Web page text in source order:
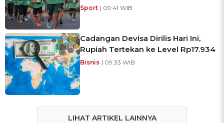
Sport | 09:41 WIB
Cadangan Devisa Dirilis Hari Ini,
Rupiah Tertekan ke Level Rp17.934
Bisnis | 09:33 WIB
LIHAT ARTIKEL LAINNYA